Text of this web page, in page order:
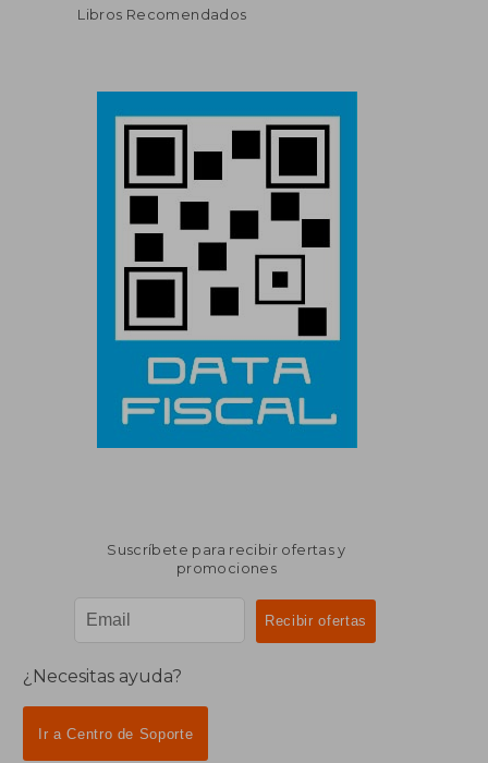
Libros Recomendados
Suscríbete para recibir ofertas y
promociones
¿Necesitas ayuda?
Ir a Centro de Soporte